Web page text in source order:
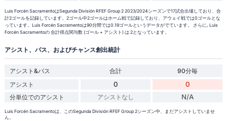
Luis Forcén SacramentoはSegunda División RFEF Group 2 2023/2024シーズンで17試合出場しており、合
計2ゴールを記録しています。2ゴール中2ゴールはホーム戦で記録しており、アウェイ戦では0ゴールとな
っています。Luis Forcén Sacramentoは90分間では0.19ゴールというデータがでています。 さらに, Luis
Forcén Sacramentoの 合計得点関与数 (ゴール + アシスト) は 2となっています。
アシスト、パス、およびチャンス創出統計
アシスト&パス 合計
90分毎
アシスト
0 0
分単位でのアシスト アシストなし N/A
Luis Forcén Sacramentoは、このSegunda División RFEF Group 2シーズン中、まだアシストしていませ
ん。